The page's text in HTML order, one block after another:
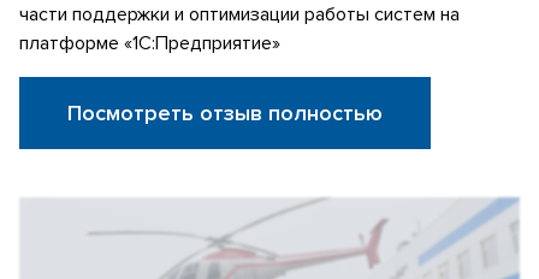
части поддержки и оптимизации работы систем на
платформе «1С:Предприятие»
Посмотреть отзыв полностью